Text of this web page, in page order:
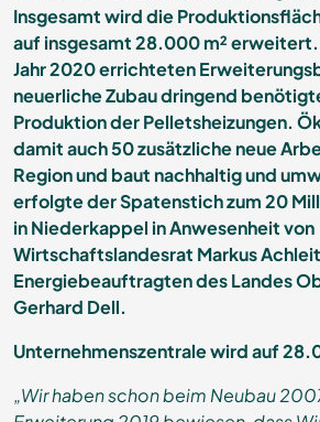
Insgesamt wird die
auf insgesamt 28.000 m²
Jahr 2020 errichteten
neuerliche Zubau dringend
Produktion der Pelletsheizungen.
damit auch 50 zusätzliche neue
Region und baut nachhaltig und
erfolgte der Spatenstich zum 20
in Niederkappel in Anwesenheit von
Wirtschaftslandesrat Markus
Energiebeauftragten des Landes
Gerhard Dell.
Unternehmenszentrale wird auf
„Wir haben schon beim Neubau